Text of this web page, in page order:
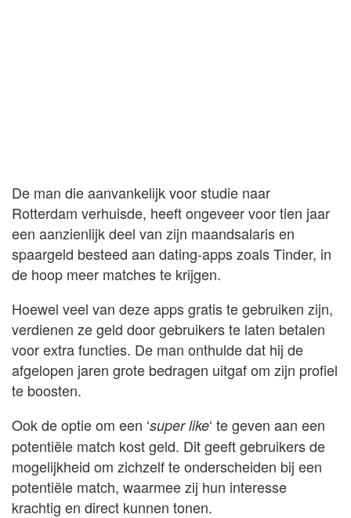
De man die aanvankelijk voor studie naar
Rotterdam verhuisde, heeft ongeveer voor tien jaar
een aanzienlijk deel van zijn maandsalaris en
spaargeld besteed aan dating-apps zoals Tinder, in
de hoop meer matches te krijgen.
Hoewel veel van deze apps gratis te gebruiken zijn,
verdienen ze geld door gebruikers te laten betalen
voor extra functies. De man onthulde dat hij de
afgelopen jaren grote bedragen uitgaf om zijn profiel
te boosten.
Ook de optie om een ‘super like‘ te geven aan een
potentiële match kost geld. Dit geeft gebruikers de
mogelijkheid om zichzelf te onderscheiden bij een
potentiële match, waarmee zij hun interesse
krachtig en direct kunnen tonen.